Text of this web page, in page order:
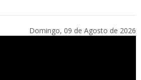
Domingo, 09 de Agosto de 2026